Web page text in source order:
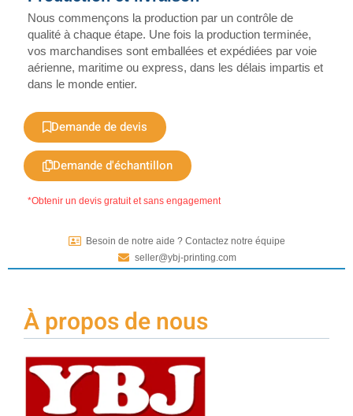
Nous commençons la production par un contrôle de
qualité à chaque étape. Une fois la production terminée,
vos marchandises sont emballées et expédiées par voie
aérienne, maritime ou express, dans les délais impartis et
dans le monde entier.
Demande de devis
Demande d'échantillon
*Obtenir un devis gratuit et sans engagement
Besoin de notre aide ? Contactez notre équipe
seller@ybj-printing.com
À propos de nous